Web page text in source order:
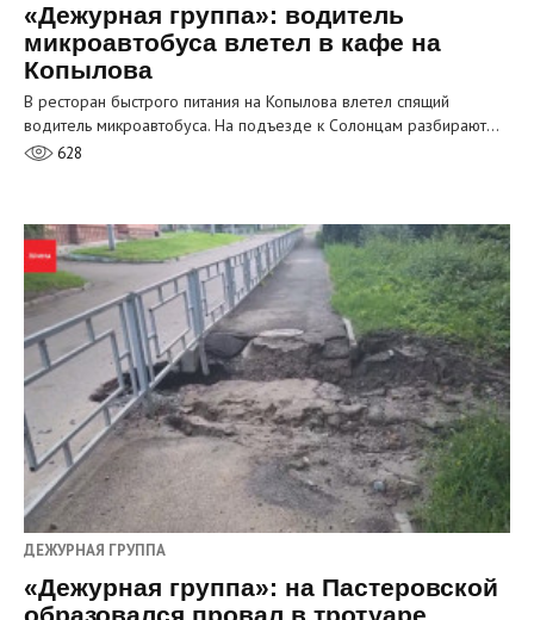
«Дежурная группа»: водитель
микроавтобуса влетел в кафе на
Копылова
В ресторан быстрого питания на Копылова влетел спящий
водитель микроавтобуса. На подъезде к Солонцам разбирают…
628
ДЕЖУРНАЯ ГРУППА
«Дежурная группа»: на Пастеровской
образовался провал в тротуаре